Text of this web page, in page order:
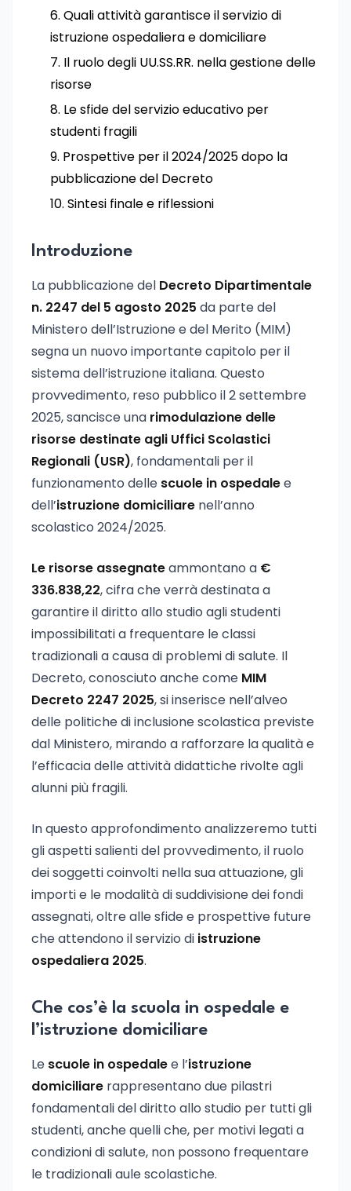
Quali attività garantisce il servizio di
istruzione ospedaliera e domiciliare
Il ruolo degli UU.SS.RR. nella gestione delle
risorse
Le sfide del servizio educativo per
studenti fragili
Prospettive per il 2024/2025 dopo la
pubblicazione del Decreto
Sintesi finale e riflessioni
Introduzione
La pubblicazione del Decreto Dipartimentale
n. 2247 del 5 agosto 2025 da parte del
Ministero dell’Istruzione e del Merito (MIM)
segna un nuovo importante capitolo per il
sistema dell’istruzione italiana. Questo
provvedimento, reso pubblico il 2 settembre
2025, sancisce una rimodulazione delle
risorse destinate agli Uffici Scolastici
Regionali (USR), fondamentali per il
funzionamento delle scuole in ospedalee
dell’istruzione domiciliare nell’anno
scolastico 2024/2025.
Le risorse assegnateammontano a €
336.838,22, cifra che verrà destinata a
garantire il diritto allo studio agli studenti
impossibilitati a frequentare le classi
tradizionali a causa di problemi di salute. Il
Decreto, conosciuto anche come MIM
Decreto 2247 2025, si inserisce nell’alveo
delle politiche di inclusione scolastica previste
dal Ministero, mirando a rafforzare la qualità e
l’efficacia delle attività didattiche rivolte agli
alunni più fragili.
In questo approfondimento analizzeremo tutti
gli aspetti salienti del provvedimento, il ruolo
dei soggetti coinvolti nella sua attuazione, gli
importi e le modalità di suddivisione dei fondi
assegnati, oltre alle sfide e prospettive future
che attendono il servizio di istruzione
ospedaliera 2025.
Che cos’è la scuola in ospedale e
l’istruzione domiciliare
Le scuole in ospedalee l’istruzione
domiciliare rappresentano due pilastri
fondamentali del diritto allo studio per tutti gli
studenti, anche quelli che, per motivi legati a
condizioni di salute, non possono frequentare
le tradizionali aule scolastiche.